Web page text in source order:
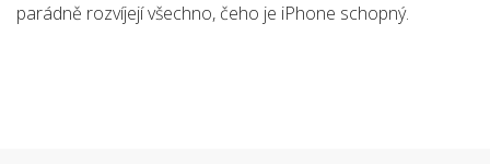
parádně rozvíjejí všechno, čeho je iPhone schopný.